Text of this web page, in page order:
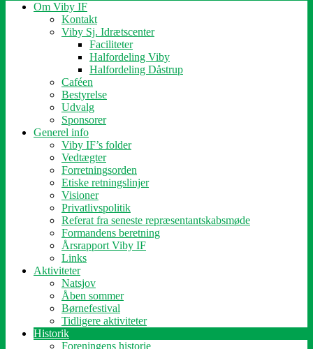
Om Viby IF
Kontakt
Viby Sj. Idrætscenter
Faciliteter
Halfordeling Viby
Halfordeling Dåstrup
Caféen
Bestyrelse
Udvalg
Sponsorer
Generel info
Viby IF’s folder
Vedtægter
Forretningsorden
Etiske retningslinjer
Visioner
Privatlivspolitik
Referat fra seneste repræsentantskabsmøde
Formandens beretning
Årsrapport Viby IF
Links
Aktiviteter
Natsjov
Åben sommer
Børnefestival
Tidligere aktiviteter
Historik
Foreningens historie